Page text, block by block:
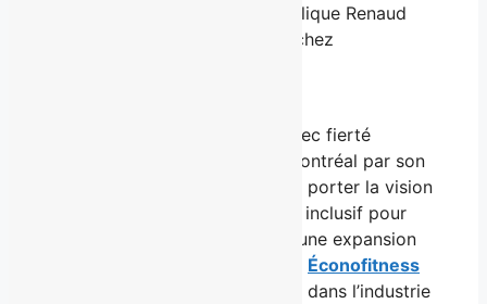
», explique Renaud
Beaudry, chef de l’exploitation chez
Renaud Beaudry, qui a repris avec fierté
l’entreprise fondée en 2013 à Montréal par son
père Alain Beaudry, continue de porter la vision
d’un entraînement accessible et inclusif pour
tous. Avec près de 75 gyms et une expansion
Éconofitness
s’impose comme un chef de file dans l’industrie